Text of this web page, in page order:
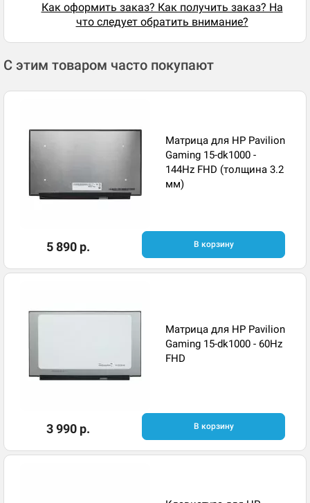
Как оформить заказ? Как получить заказ? На
что следует обратить внимание?
С этим товаром часто покупают
Матрица для HP Pavilion
Gaming 15-dk1000 -
144Hz FHD (толщина 3.2
мм)
5 890 р. В корзину
Матрица для HP Pavilion
Gaming 15-dk1000 - 60Hz
FHD
3 990 р. В корзину